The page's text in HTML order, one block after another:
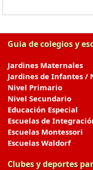
Guia de colegios y
Jardines Maternales
Jardines de Infantes /
Nivel Primario
Nivel Secundario
Educación Especial
Escuelas de
Escuelas Montessori
Escuelas Waldorf
Clubes y deportes